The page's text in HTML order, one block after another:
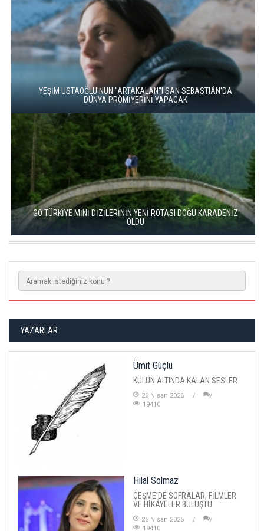
YEŞİM USTAOĞLU'NUN "ARTAKALAN"I SAN SEBASTIÁN'DA
DÜNYA PRÖMİYERİNİ YAPACAK
GO TÜRKİYE MİNİ DİZİLERİNİN YENİ ROTASI DOĞU KARADENİZ
OLDU
YAZARLAR
Ümit Güçlü
KÜLÜN ALTINDA KALAN SESLER
26 Nisan 2026
19410
Hilal Solmaz
ÇEŞME'DE SOFRALAR, FİLMLER
VE HİKÂYELER BULUŞTU
26 Nisan 2026
19410